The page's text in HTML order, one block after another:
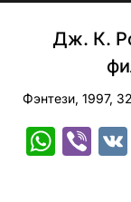
Дж. К.
Фэнтези, 1997,